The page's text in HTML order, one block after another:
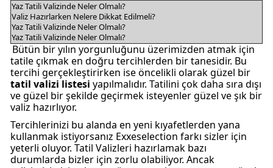
Yaz Tatili Valizinde Neler Olmalı?
Valiz Hazırlarken Nelere Dikkat Edilmeli?
Yaz Tatili Valizinde Neler Olmalı?
Yaz Tatili Valizinde Neler Olmalı?
Bütün bir yılın yorgunluğunu üzerimizden atmak için
tatile çıkmak en doğru tercihlerden bir tanesidir. Bu
tercihi gerçekleştirirken ise öncelikli olarak güzel bir
tatil valizi listesi yapılmalıdır. Tatilini çok daha sıra dışı
ve güzel bir şekilde geçirmek isteyenler güzel ve şık bir
valiz hazırlıyor.
Tercihlerinizi bu alanda en yeni kıyafetlerden yana
kullanmak istiyorsanız Exxeselection farkı sizler için
yeterli oluyor. Tatil Valizleri hazırlamak bazı
durumlarda bizler için zorlu olabiliyor. Ancak